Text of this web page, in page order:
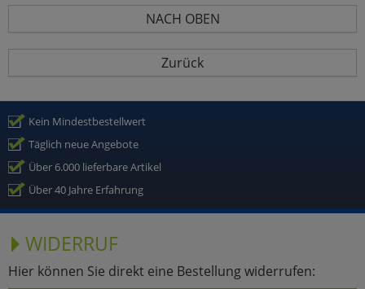
NACH OBEN
Zurück
Kein Mindestbestellwert
Täglich neue Angebote
Über 6.000 lieferbare Artikel
Über 40 Jahre Erfahrung
WIDERRUF
Hier können Sie direkt eine Bestellung widerrufen: